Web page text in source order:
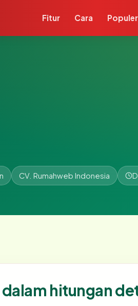
Fitur Cara Populer
CV. Rumahweb Indonesia
hitungan